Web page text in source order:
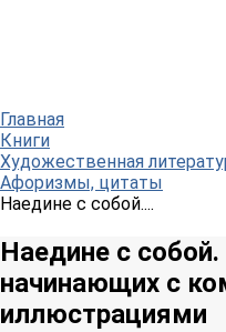
Главная
Книги
Художественная
Афоризмы, цитаты
Наедине с собой....
Наедине с
начинающих с
иллюстрациями